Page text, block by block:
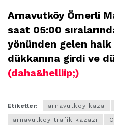
Arnavutköy Ömerli
saat 05:00
yönünden gelen
dükkanına girdi ve
(daha&helliip;)
Etiketler: arnavutköy kaza
arnavutköy trafik kazazı